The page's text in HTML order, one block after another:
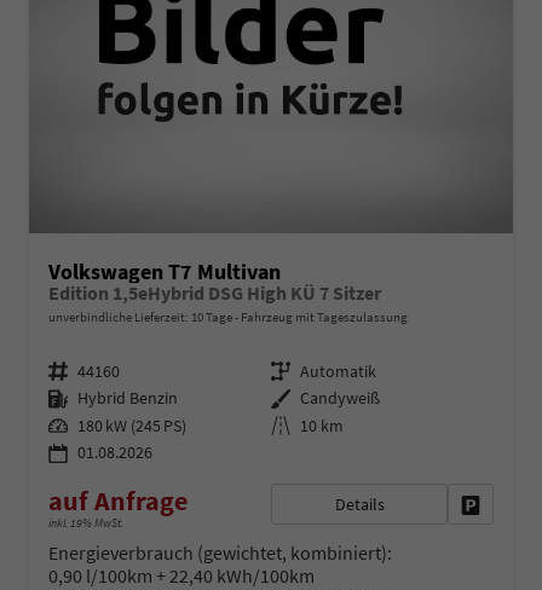
Volkswagen T7 Multivan
Edition 1,5eHybrid DSG High KÜ 7 Sitzer
unverbindliche Lieferzeit: 10 Tage Fahrzeug mit Tageszulassung
Fahrzeugnr. 44160 Getriebe Automatik
Kraftstoff Hybrid Benzin Außenfarbe Candyweiß
Leistung 180 kW (245 PS) Kilometerstand 10 km
01.08.2026
auf Anfrage
inkl. 19% MwSt.
Details
Energieverbrauch (gewichtet, kombiniert):
0,90 l/100km + 22,40 kWh/100km